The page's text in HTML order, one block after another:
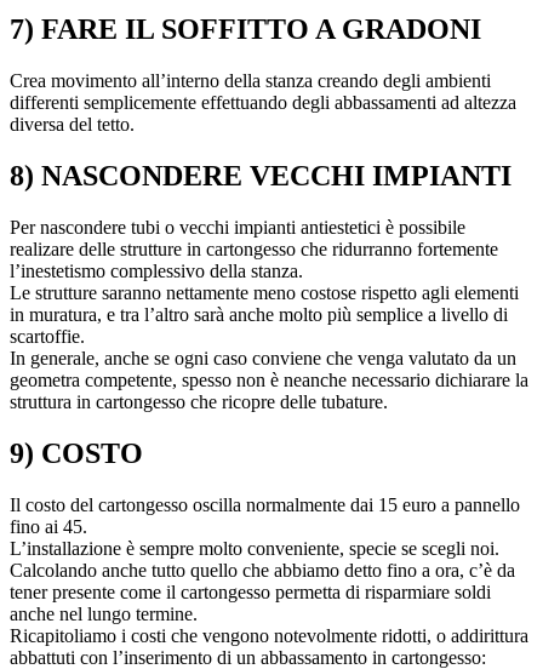
7) FARE IL SOFFITTO A GRADONI
Crea movimento all’interno della stanza creando degli ambienti
differenti semplicemente effettuando degli abbassamenti ad altezza
diversa del tetto.
8) NASCONDERE VECCHI IMPIANTI
Per nascondere tubi o vecchi impianti antiestetici è possibile
realizare delle strutture in cartongesso che ridurranno fortemente
l’inestetismo complessivo della stanza.
Le strutture saranno nettamente meno costose rispetto agli elementi
in muratura, e tra l’altro sarà anche molto più semplice a livello di
scartoffie.
In generale, anche se ogni caso conviene che venga valutato da un
geometra competente, spesso non è neanche necessario dichiarare la
struttura in cartongesso che ricopre delle tubature.
9) COSTO
Il costo del cartongesso oscilla normalmente dai 15 euro a pannello
fino ai 45.
L’installazione è sempre molto conveniente, specie se scegli noi.
Calcolando anche tutto quello che abbiamo detto fino a ora, c’è da
tener presente come il cartongesso permetta di risparmiare soldi
anche nel lungo termine.
Ricapitoliamo i costi che vengono notevolmente ridotti, o addirittura
abbattuti con l’inserimento di un abbassamento in cartongesso: